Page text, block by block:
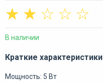
☆
☆
☆
☆
☆
В наличии
Краткие характеристики
Мощность: 5 Вт